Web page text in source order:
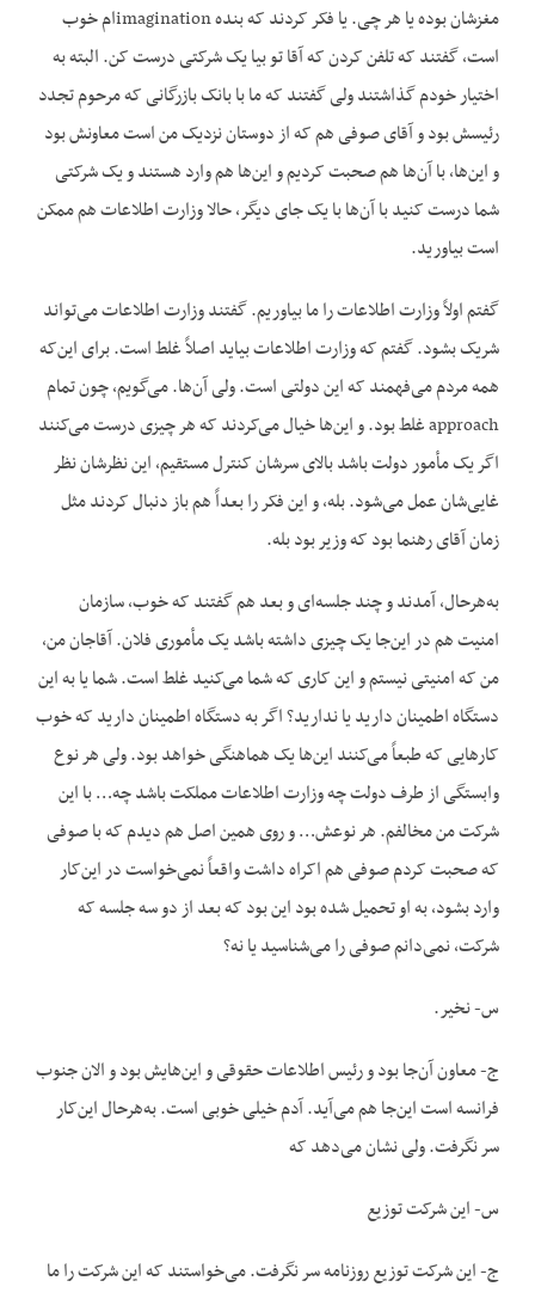
مغزشان بوده یا هر چی. یا فکر کردند که بنده imaginationام خوب
است، گفتند که تلفن کردن که آقا تو بیا یک شرکتی درست کن. البته به
اختیار خودم گذاشتند ولی گفتند که ما با بانک بازرگانی که مرحوم تجدد
رئیسش بود و آقای صوفی هم که از دوستان نزدیک من است معاونش بود
و این‌ها، با آن‌ها هم صحبت کردیم و این‌ها هم وارد هستند و یک شرکتی
شما درست کنید با آن‌ها با یک جای دیگر، حالا وزارت اطلاعات هم ممکن
است بیاورید.
گفتم اولاً وزارت اطلاعات را ما بیاوریم. گفتند وزارت اطلاعات می‌تواند
شریک بشود. گفتم که وزارت اطلاعات بیاید اصلاً غلط است. برای این‌که
همه مردم می‌فهمند که این دولتی است. ولی آن‌ها. می‌گویم، چون تمام
approach غلط بود. و این‌ها خیال می‌کردند که هر چیزی درست می‌کنند
اگر یک مأمور دولت باشد بالای سرشان کنترل مستقیم، این نظرشان نظر
غایی‌شان عمل می‌شود. بله، و این فکر را بعداً هم باز دنبال کردند مثل
زمان آقای رهنما بود که وزیر بود بله.
به‌هرحال، آمدند و چند جلسه‌ای و بعد هم گفتند که خوب، سازمان
امنیت هم در این‌جا یک چیزی داشته باشد یک مأموری فلان. آقاجان من،
من که امنیتی نیستم و این کاری که شما می‌کنید غلط است. شما یا به این
دستگاه اطمینان دارید یا ندارید؟ اگر به دستگاه اطمینان دارید که خوب
کارهایی که طبعاً می‌کنند این‌ها یک هماهنگی خواهد بود. ولی هر نوع
وابستگی از طرف دولت چه وزارت اطلاعات مملکت باشد چه… با این
شرکت من مخالفم. هر نوعش… و روی همین اصل هم دیدم که با صوفی
که صحبت کردم صوفی هم اکراه داشت واقعاً نمی‌خواست در این‌کار
وارد بشود، به او تحمیل شده بود این بود که بعد از دو سه جلسه که
شرکت، نمی‌دانم صوفی را می‌شناسید یا نه؟
س- نخیر.
ج- معاون آن‌جا بود و رئیس اطلاعات حقوقی و این‌هایش بود و الان جنوب
فرانسه است این‌جا هم می‌آید. آدم خیلی خوبی است. به‌هرحال این‌کار
سر نگرفت. ولی نشان می‌دهد که
س- این شرکت توزیع
ج- این شرکت توزیع روزنامه سر نگرفت. می‌خواستند که این شرکت را ما